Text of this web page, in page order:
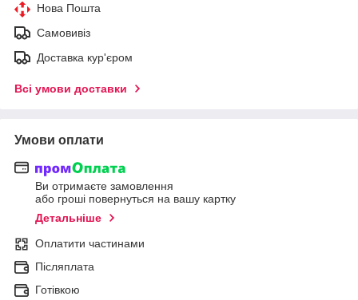
Нова Пошта
Самовивіз
Доставка кур'єром
Всі умови доставки
Умови оплати
Ви отримаєте замовлення
або гроші повернуться на вашу картку
Детальніше
Оплатити частинами
Післяплата
Готівкою